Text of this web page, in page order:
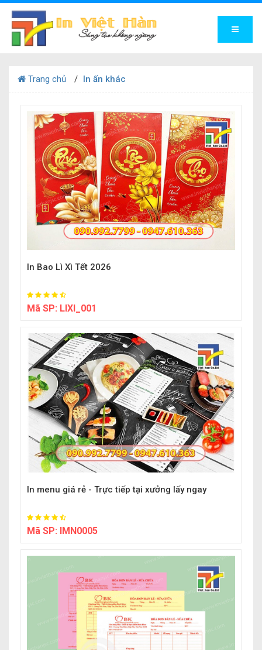
Trang chủ In ấn khác
In Bao Lì Xì Tết 2026
Mã SP: LIXI_001
In menu giá rẻ - Trực tiếp tại xưởng lấy ngay
Mã SP: IMN0005